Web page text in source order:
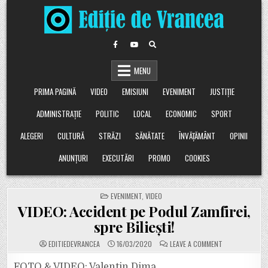
Skip
to
content
MENU
PRIMA PAGINĂ
VIDEO EMISIUNI EVENIMENT
JUSTIȚIE
ADMINISTRAȚIE
POLITIC LOCAL ECONOMIC
SPORT
ALEGERI
CULTURĂ STRĂZI SĂNĂTATE ÎNVĂȚĂMÂNT
OPINII
ANUNȚURI
EXECUTĂRI PROMO COOKIES
POSTED
IN
EVENIMENT, VIDEO
VIDEO: Accident pe Podul Zamfirei,
spre Biliești!
EDITIEDEVRANCEA 16/03/2020 LEAVE A COMMENT
VIDEO: